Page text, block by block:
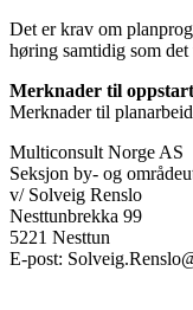
Det er krav om
høring samtidig som det
Merknader til
Merknader til
Multiconsult Norge AS
Seksjon by- og
v/ Solveig Renslo
Nesttunbrekka 99
5221 Nesttun
E-post: